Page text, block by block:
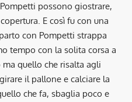
possono giostrare,
E così fu con una
con Pompetti strappa
tempo con la solita corsa a
quello che risalta agli
il pallone e calciare la
che fa, sbaglia poco e